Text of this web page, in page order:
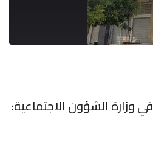
موازنة المواطن 2026 في وزارة الشؤون الاجتماعية: